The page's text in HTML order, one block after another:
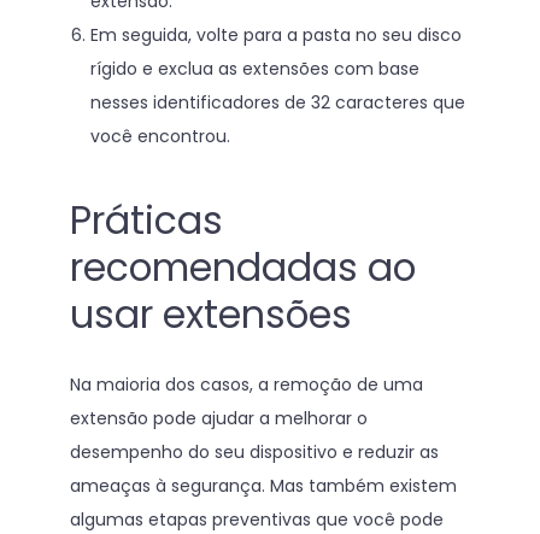
Em seguida, volte para a pasta no seu disco
rígido e exclua as extensões com base
nesses identificadores de 32 caracteres que
você encontrou.
Práticas
recomendadas ao
usar extensões
Na maioria dos casos, a remoção de uma
extensão pode ajudar a melhorar o
desempenho do seu dispositivo e reduzir as
ameaças à segurança. Mas também existem
algumas etapas preventivas que você pode